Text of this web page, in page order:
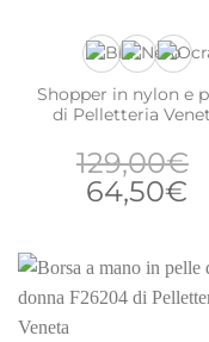
Shopper in nylon e
di Pelletteria
129,00€
Il
era:
129,00€.
64,50€
è: